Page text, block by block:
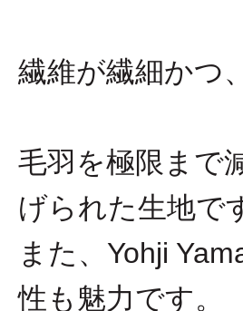
繊維が繊細かつ
毛羽を極限まで
げられた生地で
また、Yohji
性も魅力です。